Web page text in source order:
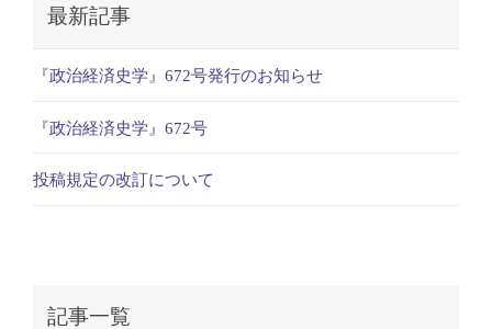
最新記事
『政治経済史学』672号発行のお知らせ
『政治経済史学』672号
投稿規定の改訂について
記事一覧